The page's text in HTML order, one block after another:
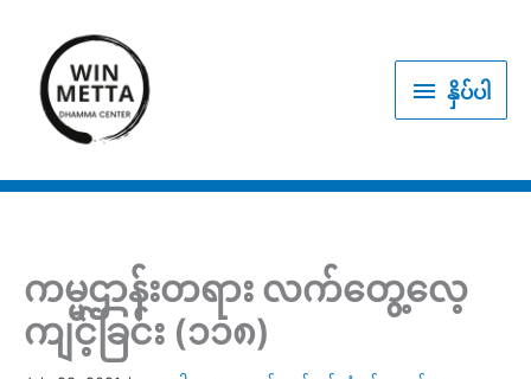
content
နှိပ် နှိပ်ပါ
ကမ္မဌာန်းတရား လက်တွေ့လေ့
ကျင့်ခြင်း (၁၁၈)